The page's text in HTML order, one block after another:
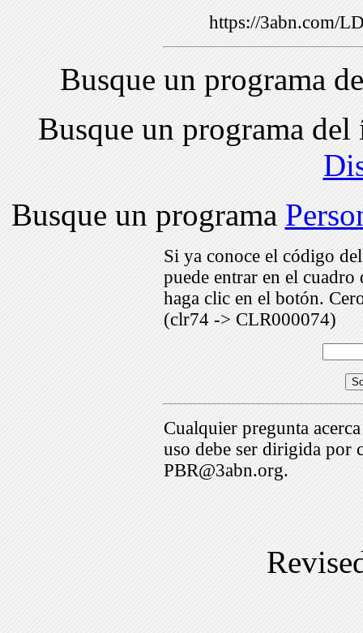
https://3abn.com/
Busque un programa
Busque un programa
Busque un programa
Si ya conoce el código
puede entrar en el
haga clic en el botón.
(clr74 -> CLR000074)
Cualquier pregunta
uso debe ser dirigida por
PBR@3abn.org.